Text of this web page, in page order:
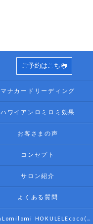
ご予約はこちら
マナカードリーディング
ハワイアンロミロミ効果
お客さまの声
コンセプト
サロン紹介
よくある質問
AlohaLomilomi HOKULELEcoco(アロハロミロミ ホクレレココ)☆彡